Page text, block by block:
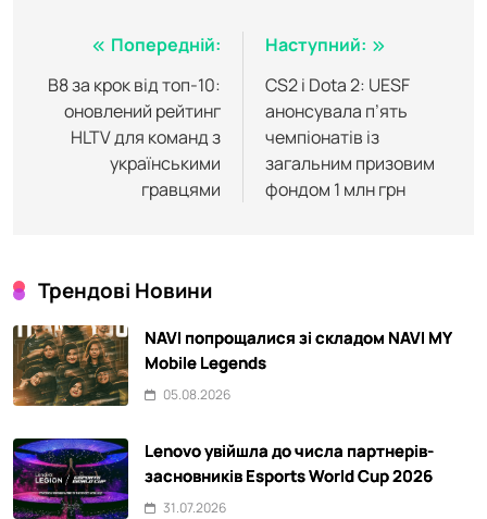
Навігація
записів
Попередній:
B8 за крок від топ-10:
оновлений рейтинг
HLTV для команд з
українськими
гравцями
Наступний:
CS2 і Dota 2: UESF
анонсувала п’ять
чемпіонатів із
загальним призовим
фондом 1 млн грн
Трендові Новини
NAVI попрощалися зі складом NAVI MY
Mobile Legends
05.08.2026
Lenovo увійшла до числа партнерів-
засновників Esports World Cup 2026
31.07.2026